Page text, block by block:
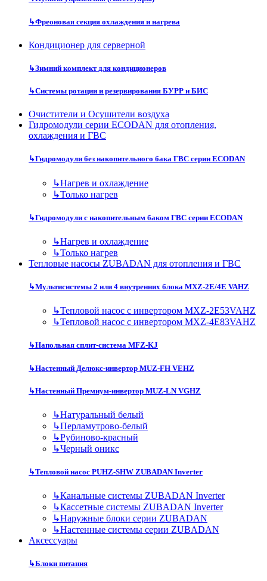
↳Фреоновая секция охлаждения и нагрева
Кондиционер для серверной
↳Зимний комплект для кондиционеров
↳Системы ротации и резервирования БУРР и БИС
Очистители и Осушители воздуха
Гидромодули серии ECODAN для отопления,
охлаждения и ГВС
↳Гидромодули без накопительного бака ГВС серии ECODAN
↳Нагрев и охлаждение
↳Только нагрев
↳Гидромодули с накопительным баком ГВС серии ECODAN
↳Нагрев и охлаждение
↳Только нагрев
Тепловые насосы ZUBADAN для отопления и ГВС
↳Мультисистемы 2 или 4 внутренних блока MXZ-2E/4E VAHZ
↳Тепловой насос с инвертором MXZ-2E53VAHZ
↳Тепловой насос с инвертором MXZ-4E83VAHZ
↳Напольная сплит-система MFZ-KJ
↳Настенный Делюкс-инвертор MUZ-FH VEHZ
↳Настенный Премиум-инвертор MUZ-LN VGHZ
↳Натуральный белый
↳Перламутрово-белый
↳Рубиново-красный
↳Черный оникс
↳Тепловой насос PUHZ-SHW ZUBADAN Inverter
↳Канальные системы ZUBADAN Inverter
↳Кассетные системы ZUBADAN Inverter
↳Наружные блоки серии ZUBADAN
↳Настенные системы серии ZUBADAN
Аксесcуары
↳Блоки питания